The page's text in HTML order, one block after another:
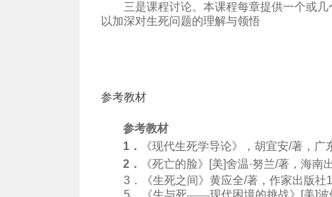
三是课程讨论。本课程每章提供一个或
以加深对生死问题的理解与领悟
参考教材
参考教材
1 ． 《现代生死学导论》，胡宜安/著，广
2 ． 《死亡的脸》 [美]舍温·努兰/著，海南
3 ．《生死之间》黄应全/著，作家出版社
5 ．《生与死——现代困境的挑战》 [美]波